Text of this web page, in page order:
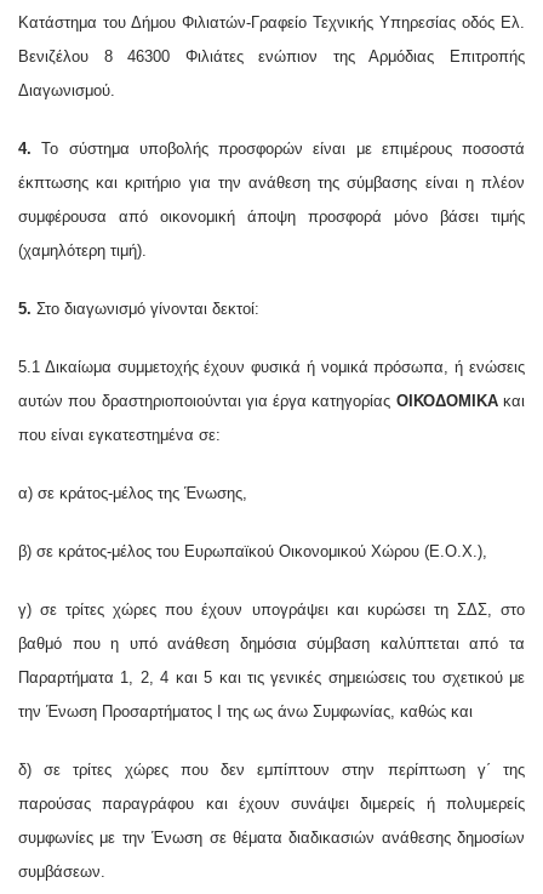
Κατάστημα του Δήμου Φιλιατών-Γραφείο Τεχνικής Υπηρεσίας οδός Ελ.
Βενιζέλου 8 46300 Φιλιάτες ενώπιον της Αρμόδιας Επιτροπής
Διαγωνισμού.
4. Το σύστημα υποβολής προσφορών είναι με επιμέρους ποσοστά
έκπτωσης και κριτήριο για την ανάθεση της σύμβασης είναι η πλέον
συμφέρουσα από οικονομική άποψη προσφορά μόνο βάσει τιμής
(χαμηλότερη τιμή).
5. Στο διαγωνισμό γίνονται δεκτοί:
5.1 Δικαίωμα συμμετοχής έχουν φυσικά ή νομικά πρόσωπα, ή ενώσεις
αυτών που δραστηριοποιούνται για έργα κατηγορίας ΟΙΚΟΔΟΜΙΚΑκαι
που είναι εγκατεστημένα σε:
α) σε κράτος-μέλος της Ένωσης,
β) σε κράτος-μέλος του Ευρωπαϊκού Οικονομικού Χώρου (Ε.Ο.Χ.),
γ) σε τρίτες χώρες που έχουν υπογράψει και κυρώσει τη ΣΔΣ, στο
βαθμό που η υπό ανάθεση δημόσια σύμβαση καλύπτεται από τα
Παραρτήματα 1, 2, 4 και 5 και τις γενικές σημειώσεις του σχετικού με
την Ένωση Προσαρτήματος I της ως άνω Συμφωνίας, καθώς και
δ) σε τρίτες χώρες που δεν εμπίπτουν στην περίπτωση γ΄ της
παρούσας παραγράφου και έχουν συνάψει διμερείς ή πολυμερείς
συμφωνίες με την Ένωση σε θέματα διαδικασιών ανάθεσης δημοσίων
συμβάσεων.